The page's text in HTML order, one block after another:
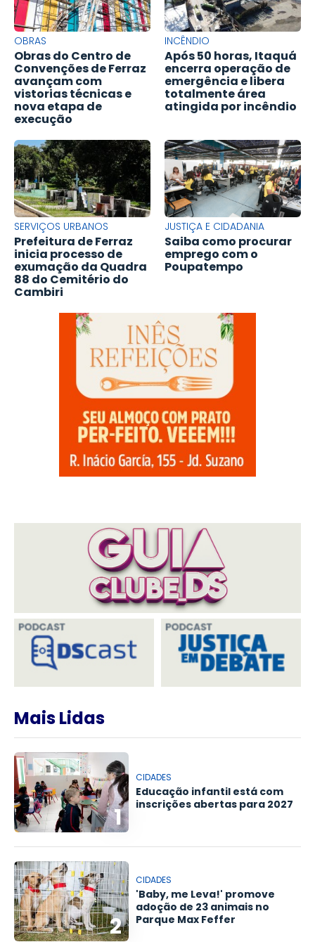
OBRAS
Obras do Centro de
Convenções de Ferraz
avançam com
vistorias técnicas e
nova etapa de
execução
INCÊNDIO
Após 50 horas, Itaquá
encerra operação de
emergência e libera
totalmente área
atingida por incêndio
SERVIÇOS URBANOS
Prefeitura de Ferraz
inicia processo de
exumação da Quadra
88 do Cemitério do
Cambiri
JUSTIÇA E CIDADANIA
Saiba como procurar
emprego com o
Poupatempo
Mais Lidas
1
CIDADES
Educação infantil está com
inscrições abertas para 2027
2
CIDADES
'Baby, me Leva!' promove
adoção de 23 animais no
Parque Max Feffer